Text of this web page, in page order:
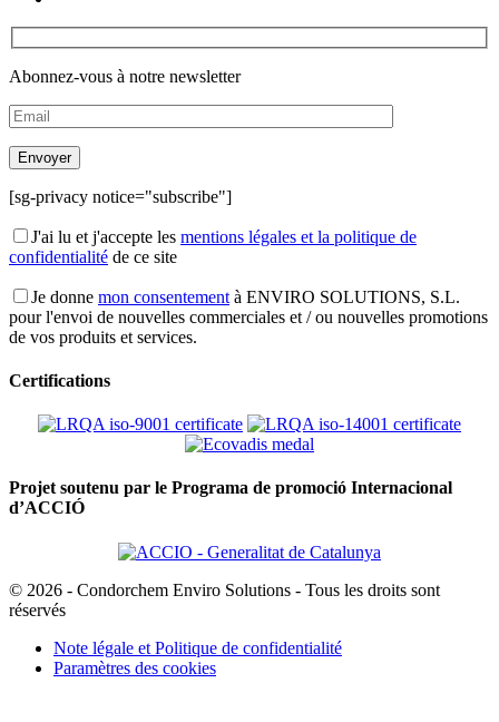
Abonnez-vous à notre newsletter
[sg-privacy notice="subscribe"]
J'ai lu et j'accepte les mentions légales et la politique de
confidentialité de ce site
Je donne mon consentement à ENVIRO SOLUTIONS, S.L.
pour l'envoi de nouvelles commerciales et / ou nouvelles promotions
de vos produits et services.
Certifications
Projet soutenu par le Programa de promoció Internacional
d’ACCIÓ
© 2026 - Condorchem Enviro Solutions - Tous les droits sont
réservés
Note légale et Politique de confidentialité
Paramètres des cookies